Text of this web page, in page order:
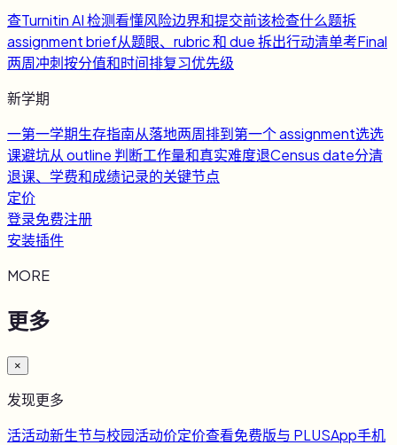
查Turnitin AI 检测看懂风险边界和提交前该检查什么题拆
assignment brief从题眼、rubric 和 due 拆出行动清单考Final
两周冲刺按分值和时间排复习优先级
新学期
一第一学期生存指南从落地两周排到第一个 assignment选选
课避坑从 outline 判断工作量和真实难度退Census date分清
退课、学费和成绩记录的关键节点
定价
登录免费注册
安装插件
MORE
更多
×
发现更多
活活动新生节与校园活动价定价查看免费版与 PLUSApp手机